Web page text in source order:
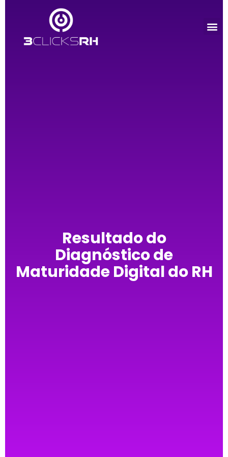
Resultado do
Diagnóstico de
Maturidade Digital do RH